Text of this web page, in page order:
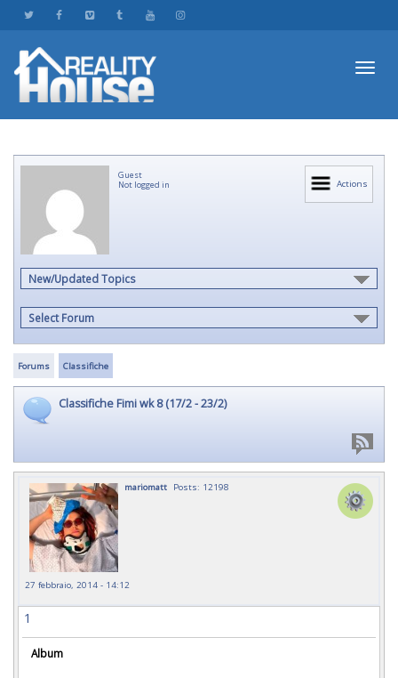
Actions
Guest
Not logged in
New/Updated Topics
Select Forum
Forums Classifiche
Classifiche Fimi wk 8 (17/2 - 23/2)
mariomatt Posts: 12198
27 febbraio, 2014 - 14:12
1
Album